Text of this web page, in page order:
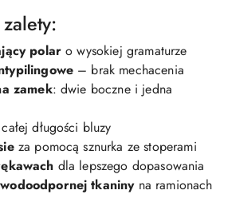
polar o wysokiej gramaturze
– brak mechacenia
zamek: dwie boczne i jedna
długości bluzy
za pomocą sznurka ze stoperami
dla lepszego dopasowania
tkaninyna ramionach